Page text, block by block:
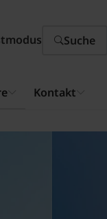
Suche
Kontakt